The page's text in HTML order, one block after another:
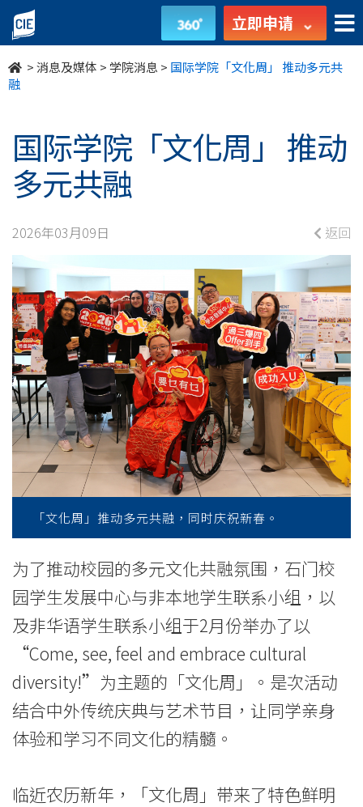
国
际
学
「文
化
周」
推
动
多
元
共
融
学
院
消
息
国
际
学
院
立即申请
>消息及媒体 >学院消息 > 国际学院「文化周」 推动多元共
融
国际学院「文化周」 推动
多元共融
2026年03月09日 返回
「文化周」推动多元共融，同时庆祝新春。
为了推动校园的多元文化共融氛围， 石门校
园学生发展中心与非本地学生联系小组，以
及非华语学生联系小组于2月份举办了以
“Come, see, feel and embrace cultural
diversity!”为主题的「文化周」。是次活动
结合中外传统庆典与艺术节目，让同学亲身
体验和学习不同文化的精髓。
临近农历新年，「文化周」带来了特色鲜明